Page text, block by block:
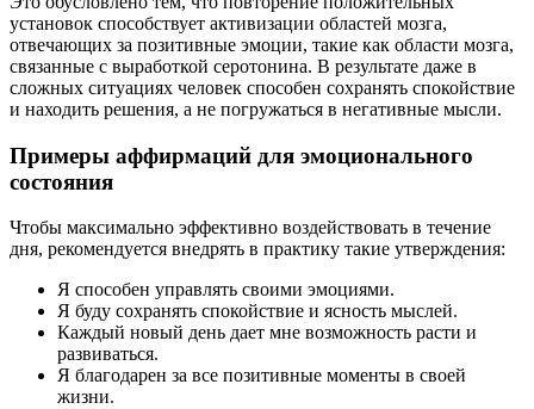
установок способствует активизации областей мозга,
отвечающих за позитивные эмоции, такие как области мозга,
связанные с выработкой серотонина. В результате даже в
сложных ситуациях человек способен сохранять спокойствие
и находить решения, а не погружаться в негативные мысли.
Примеры аффирмаций для эмоционального
состояния
Чтобы максимально эффективно воздействовать в течение
дня, рекомендуется внедрять в практику такие утверждения:
Я способен управлять своими эмоциями.
Я буду сохранять спокойствие и ясность мыслей.
Каждый новый день дает мне возможность расти и
развиваться.
Я благодарен за все позитивные моменты в своей
жизни.